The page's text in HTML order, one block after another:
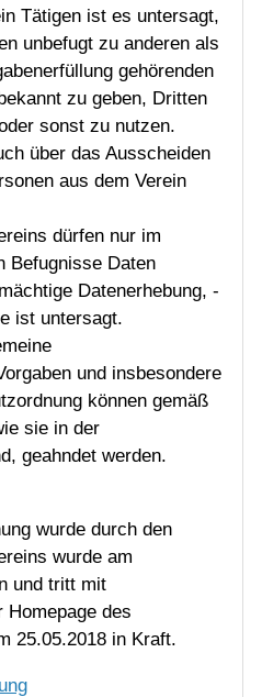
Tätigen ist es untersagt,
unbefugt zu anderen als
gehörenden
zu geben, Dritten
sonst zu nutzen.
über das Ausscheiden
aus dem Verein
dürfen nur im
Befugnisse Daten
Datenerhebung, -
ist untersagt.
und insbesondere
können gemäß
sie in der
geahndet werden.
wurde durch den
wurde am
und tritt mit
Homepage des
25.05.2018 in Kraft.